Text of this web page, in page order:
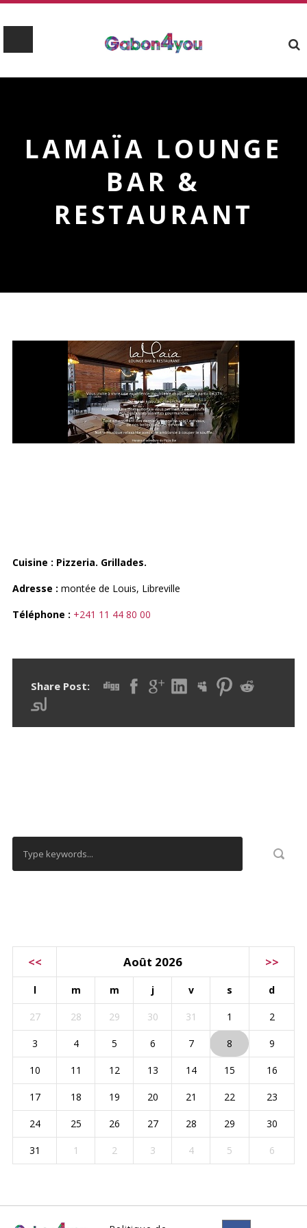
LAMAÏA LOUNGE
BAR &
RESTAURANT
Cuisine : Pizzeria. Grillades.
Adresse : montée de Louis, Libreville
Téléphone : +241 11 44 80 00
Share Post:
<< Août 2026 >>
l m m j v s d
27 28 29 30 31 1 2
3 4 5 6 7 8 9
10 11 12 13 14 15 16
17 18 19 20 21 22 23
24 25 26 27 28 29 30
31 1 2 3 4 5 6